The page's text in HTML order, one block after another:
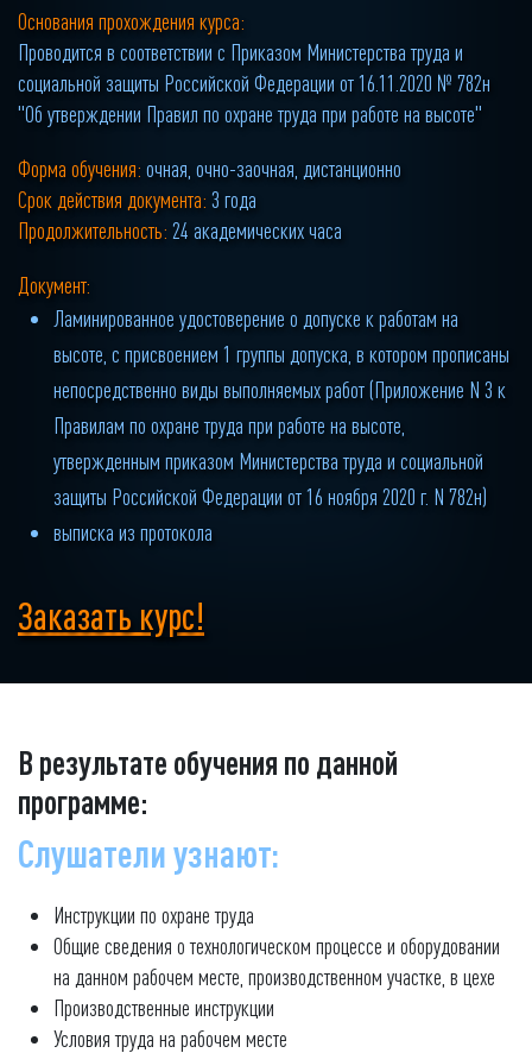
Основания прохождения курса:
Проводится в соответствии с Приказом Министерства труда и
социальной защиты Российской Федерации от 16.11.2020 № 782н
"Об утверждении Правил по охране труда при работе на высоте"
Форма обучения: очная, очно-заочная, дистанционно
Срок действия документа: 3 года
Продолжительность: 24 академических часа
Документ:
Ламинированное удостоверение о допуске к работам на
высоте, с присвоением 1 группы допуска, в котором прописаны
непосредственно виды выполняемых работ (Приложение N 3 к
Правилам по охране труда при работе на высоте,
утвержденным приказом Министерства труда и социальной
защиты Российской Федерации от 16 ноября 2020 г. N 782н)
выписка из протокола
Заказать курс!
В результате обучения по данной
программе:
Слушатели узнают:
Инструкции по охране труда
Общие сведения о технологическом процессе и оборудовании
на данном рабочем месте, производственном участке, в цехе
Производственные инструкции
Условия труда на рабочем месте